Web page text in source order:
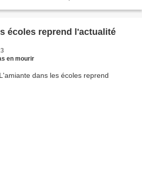
écoles reprend l'actualité
en mourir